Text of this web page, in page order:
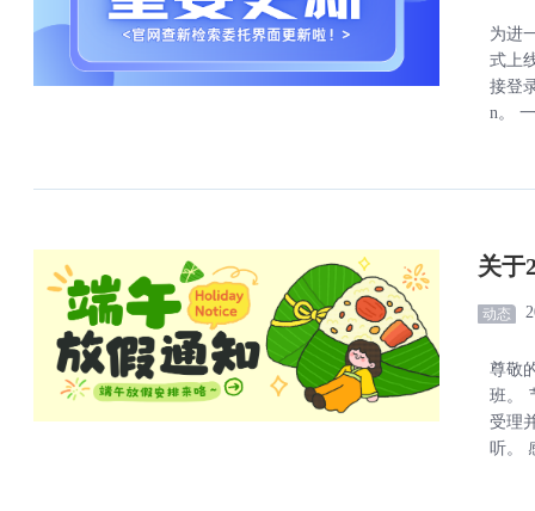
为进
式上
接登
n。
关于
动态
尊敬
班。
受理
听。